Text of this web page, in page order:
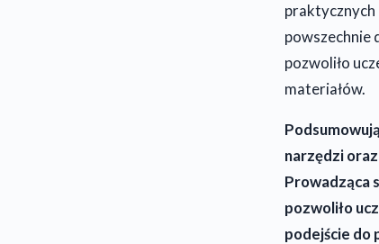
praktycznych
powszechnie
pozwoliło
materiałów.
narzędzi
Prowadząca
pozwoliło
podejście do